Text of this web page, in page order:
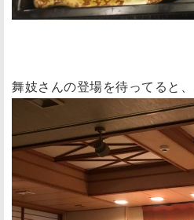
舞妓さんの登場を待ってると、